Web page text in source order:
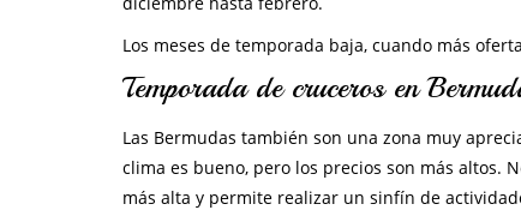
Los meses de temporada baja, cuando más
Temporada de cruceros en
Las Bermudas también son una zona muy
clima es bueno, pero los precios son más altos.
más alta y permite realizar un sinfín de